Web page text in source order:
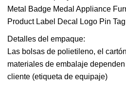
Detalles del empaque:
Las bolsas de polietileno, el
materiales de embalaje
cliente (etiqueta de equipaje)